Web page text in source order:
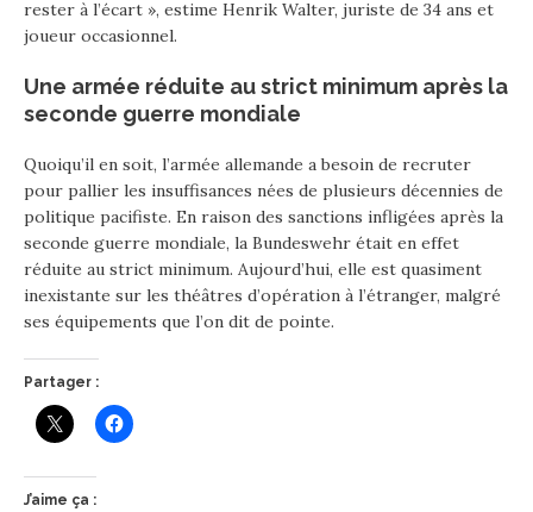
rester à l’écart », estime Henrik Walter, juriste de 34 ans et
joueur occasionnel.
Une armée réduite au strict minimum après la
seconde guerre mondiale
Quoiqu’il en soit, l’armée allemande a besoin de recruter
pour pallier les insuffisances nées de plusieurs décennies de
politique pacifiste. En raison des sanctions infligées après la
seconde guerre mondiale, la Bundeswehr était en effet
réduite au strict minimum. Aujourd’hui, elle est quasiment
inexistante sur les théâtres d’opération à l’étranger, malgré
ses équipements que l’on dit de pointe.
Partager :
J’aime ça :